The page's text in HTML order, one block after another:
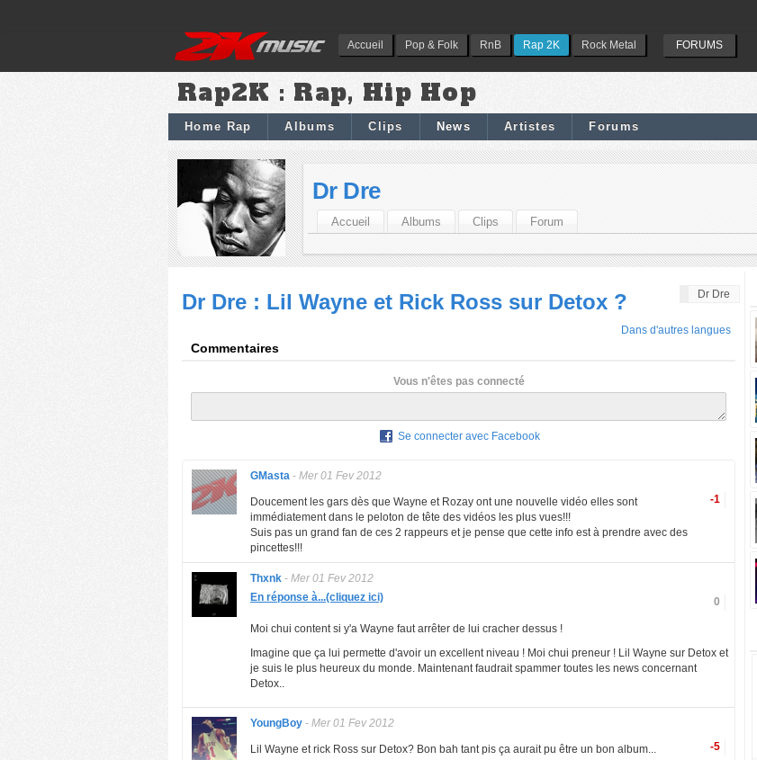
Accueil Pop & Folk RnB Rap 2K Rock Metal FORUMS
Rap2K : Rap, Hip Hop
Home Rap Albums Clips News Artistes Forums
Dr Dre
Accueil Albums Clips Forum
Dr Dre
Dr Dre : Lil Wayne et Rick Ross sur Detox ?
Dans d'autres langues
Commentaires
Vous n'êtes pas connecté
Se connecter avec Facebook
GMasta - Mer 01 Fev 2012
-1
Doucement les gars dès que Wayne et Rozay ont une nouvelle vidéo elles sont
immédiatement dans le peloton de tête des vidéos les plus vues!!!
Suis pas un grand fan de ces 2 rappeurs et je pense que cette info est à prendre avec des
pincettes!!!
Thxnk - Mer 01 Fev 2012
0
En réponse à...(cliquez ici)
Moi chui content si y'a Wayne faut arrêter de lui cracher dessus !
Imagine que ça lui permette d'avoir un excellent niveau ! Moi chui preneur ! Lil Wayne sur Detox et
je suis le plus heureux du monde. Maintenant faudrait spammer toutes les news concernant
Detox..
YoungBoy - Mer 01 Fev 2012
-5
Lil Wayne et rick Ross sur Detox? Bon bah tant pis ça aurait pu être un bon album...